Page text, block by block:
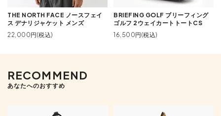
THE NORTH FACE ノースフェイ
ス デナリジャケット メンズ
22,000円(税込)
BRIEFING GOLF ブリーフィング
ゴルフ 2ウェイカートトートCS
16,500円(税込)
RECOMMEND
あなたへのおすすめ